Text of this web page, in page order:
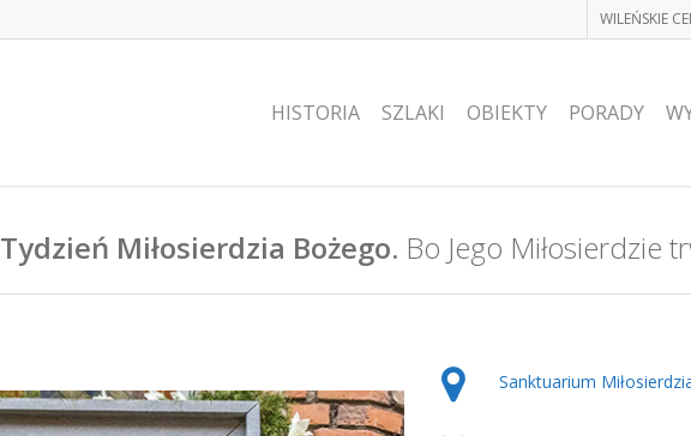
WILEŃSKIE
HISTORIA SZLAKI OBIEKTY PORADY
Tydzień Miłosierdzia Bożego. Bo Jego Miłosierdzie
Sanktuarium